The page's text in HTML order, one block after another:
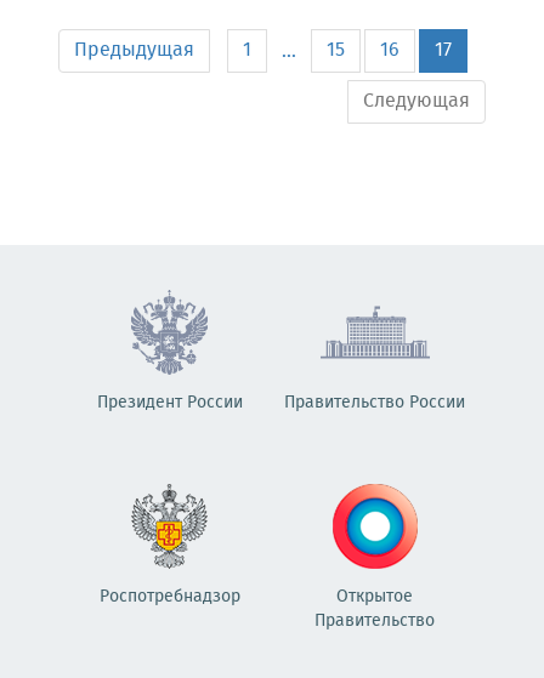
Предыдущая 1 ... 15 16
17
Следующая
Президент России Правительство России
Роспотребнадзор
Открытое
Правительство